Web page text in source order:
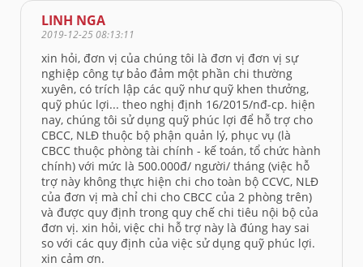
LINH NGA
2019-12-25 08:13:11
xin hỏi, đơn vị của chúng tôi là đơn vị đơn vị sự
nghiệp công tự bảo đảm một phần chi thường
xuyên, có trích lập các quỹ như quỹ khen thưởng,
quỹ phúc lợi... theo nghị định 16/2015/nđ-cp. hiện
nay, chúng tôi sử dụng quỹ phúc lợi để hỗ trợ cho
CBCC, NLĐ thuộc bộ phận quản lý, phục vụ (là
CBCC thuộc phòng tài chính - kế toán, tổ chức hành
chính) với mức là 500.000đ/ người/ tháng (việc hỗ
trợ này không thực hiện chi cho toàn bộ CCVC, NLĐ
của đơn vị mà chỉ chi cho CBCC của 2 phòng trên)
và được quy định trong quy chế chi tiêu nội bộ của
đơn vị. xin hỏi, việc chi hỗ trợ này là đúng hay sai
so với các quy định của việc sử dụng quỹ phúc lợi.
xin cảm ơn.